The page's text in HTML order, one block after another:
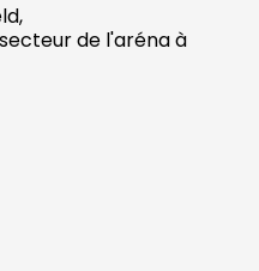
de l'aréna à